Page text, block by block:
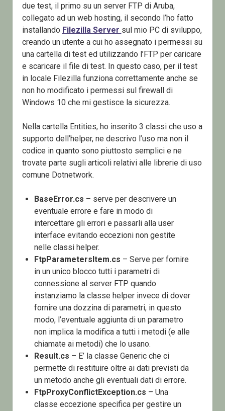
due test, il primo su un server FTP di Aruba,
collegato ad un web hosting, il secondo l’ho fatto
installando Filezilla Server sul mio PC di sviluppo,
creando un utente a cui ho assegnato i permessi su
una cartella di test ed utilizzando l’FTP per caricare
e scaricare il file di test. In questo caso, per il test
in locale Filezilla funziona correttamente anche se
non ho modificato i permessi sul firewall di
Windows 10 che mi gestisce la sicurezza.
Nella cartella Entities, ho inserito 3 classi che uso a
supporto dell’helper, ne descrivo l’uso ma non il
codice in quanto sono piuttosto semplici e ne
trovate parte sugli articoli relativi alle librerie di uso
comune Dotnetwork.
BaseError.cs – serve per descrivere un
eventuale errore e fare in modo di
intercettare gli errori e passarli alla user
interface evitando eccezioni non gestite
nelle classi helper.
FtpParametersItem.cs – Serve per fornire
in un unico blocco tutti i parametri di
connessione al server FTP quando
instanziamo la classe helper invece di dover
fornire una dozzina di parametri, in questo
modo, l’eventuale aggiunta di un parametro
non implica la modifica a tutti i metodi (e alle
chiamate ai metodi) che lo usano.
Result.cs – E’ la classe Generic che ci
permette di restituire oltre ai dati previsti da
un metodo anche gli eventuali dati di errore.
FtpProxyConflictException.cs – Una
classe eccezione specifica per gestire un